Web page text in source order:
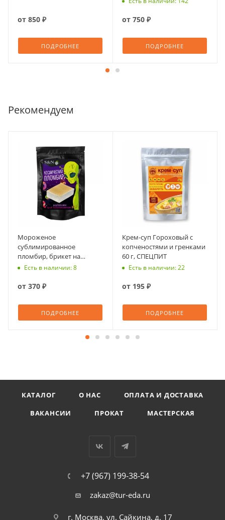
от 850 ₽
ПОДРОБНЕЕ
от 750 ₽
ПОДРОБНЕЕ
Рекомендуем
Мороженое
сублимированное
пломбир, брикет на
вафлях Инопланетянин (30
Есть в наличии: 8
от 370 ₽
ПОДРОБНЕЕ
Крем-суп Гороховый с
копченостями и гренками
60 г, СПЕЦПИТ
Есть в наличии: 22
от 195 ₽
ПОДРОБНЕЕ
КАТАЛОГ О НАС
ОПЛАТА И ДОСТАВКА
ВАКАНСИИ
ПРОКАТ МАСТЕРСКАЯ
+7 (967) 199-38-54
zakaz@tur-eda.ru
г. Москва, ул. Сайкина, д. 17